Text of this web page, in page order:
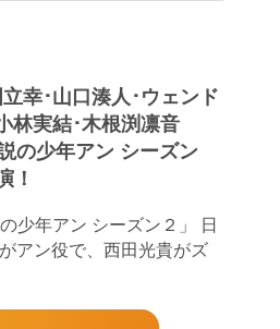
幸･山口湊人･ウェンド
林実結･木根渕凛音
の少年アン シーズン
！
少年アン シーズン２」 日
アン役で、西田光貴がズ